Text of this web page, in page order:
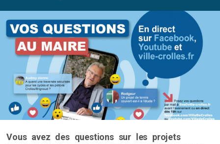
Vous avez des questions sur les projets